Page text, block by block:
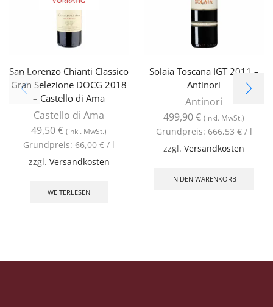
San Lorenzo Chianti Classico
Gran Selezione DOCG 2018
– Castello di Ama
Castello di Ama
49,50€ (inkl. MwSt.)
Grundpreis: 66,00€ / l
zzgl. Versandkosten
WEITERLESEN
Solaia Toscana IGT 2011 –
Antinori
Antinori
499,90€ (inkl. MwSt.)
Grundpreis: 666,53 €/ l
zzgl.Versandkosten
IN DEN WARENKORB